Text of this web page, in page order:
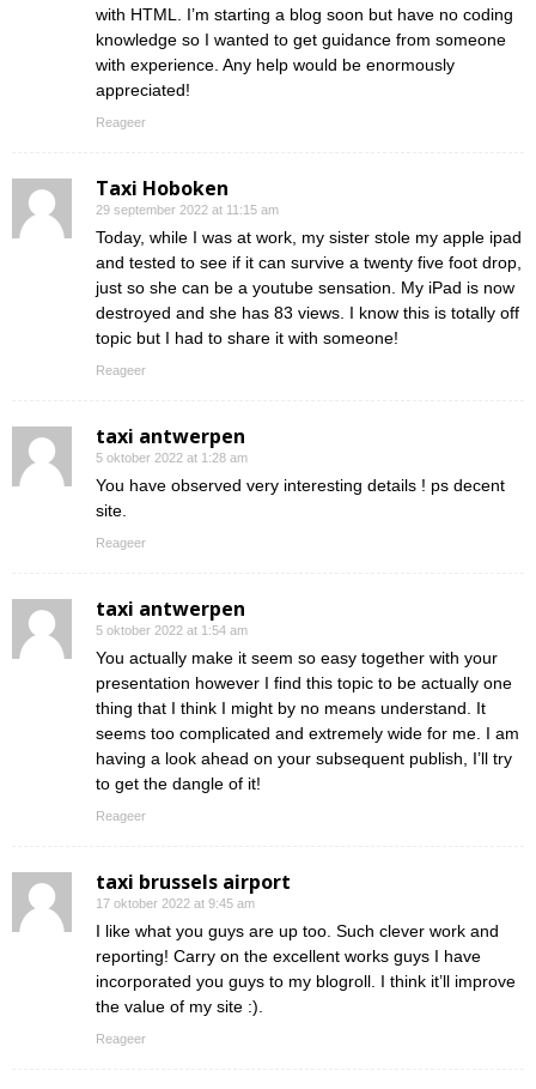
with HTML. I’m starting a blog soon but have no coding
knowledge so I wanted to get guidance from someone
with experience. Any help would be enormously
appreciated!
Reageer
Taxi Hoboken
29 september 2022 at 11:15 am
Today, while I was at work, my sister stole my apple ipad
and tested to see if it can survive a twenty five foot drop,
just so she can be a youtube sensation. My iPad is now
destroyed and she has 83 views. I know this is totally off
topic but I had to share it with someone!
Reageer
taxi antwerpen
5 oktober 2022 at 1:28 am
You have observed very interesting details ! ps decent
site.
Reageer
taxi antwerpen
5 oktober 2022 at 1:54 am
You actually make it seem so easy together with your
presentation however I find this topic to be actually one
thing that I think I might by no means understand. It
seems too complicated and extremely wide for me. I am
having a look ahead on your subsequent publish, I’ll try
to get the dangle of it!
Reageer
taxi brussels airport
17 oktober 2022 at 9:45 am
I like what you guys are up too. Such clever work and
reporting! Carry on the excellent works guys I have
incorporated you guys to my blogroll. I think it’ll improve
the value of my site :).
Reageer